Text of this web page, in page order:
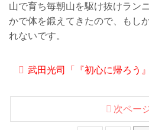
山で育ち毎朝山を駆け抜けラン
かで体を鍛えてきたので、もし
れないです。
武田光司「『初心に帰ろう
次ペー